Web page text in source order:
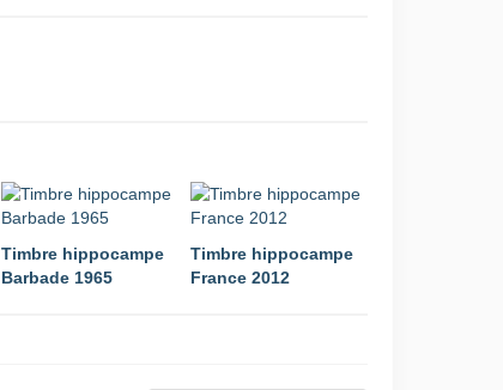
Timbre hippocampe
Barbade 1965
Timbre hippocampe
France 2012